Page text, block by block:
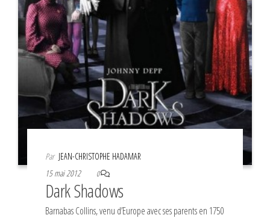
Par JEAN-CHRISTOPHE HADAMAR
15 mai 2012
0
Dark Shadows
Barnabas Collins, venu d’Europe avec ses parents en 1750